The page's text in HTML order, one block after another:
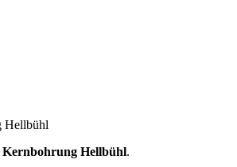
Kernbohrung Hellbühl.